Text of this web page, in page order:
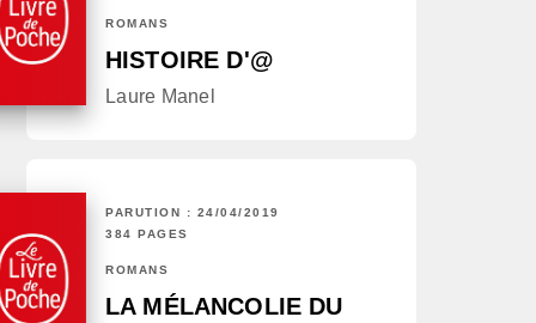
ROMANS
HISTOIRE D'@
Laure Manel
PARUTION : 24/04/2019
384 PAGES
ROMANS
LA MÉLANCOLIE DU